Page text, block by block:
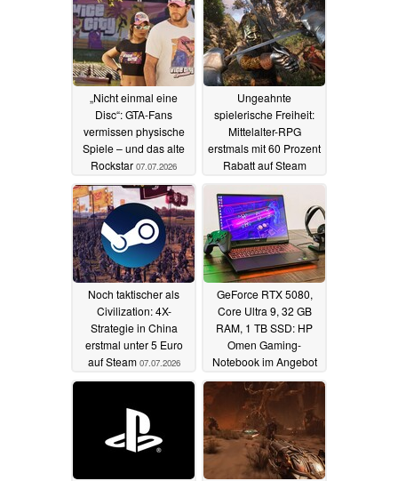
„Nicht einmal eine
Disc“: GTA-Fans
vermissen physische
Spiele – und das alte
Rockstar 07.07.2026
Ungeahnte
spielerische Freiheit:
Mittelalter-RPG
erstmals mit 60 Prozent
Rabatt auf Steam
07.07.2026
Noch taktischer als
Civilization: 4X-
Strategie in China
erstmal unter 5 Euro
auf Steam 07.07.2026
GeForce RTX 5080,
Core Ultra 9, 32 GB
RAM, 1 TB SSD: HP
Omen Gaming-
Notebook im Angebot
07.07.2026